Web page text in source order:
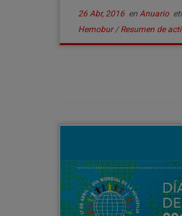
26 Abr, 2016en Anuario
Hemobur/Resumen de